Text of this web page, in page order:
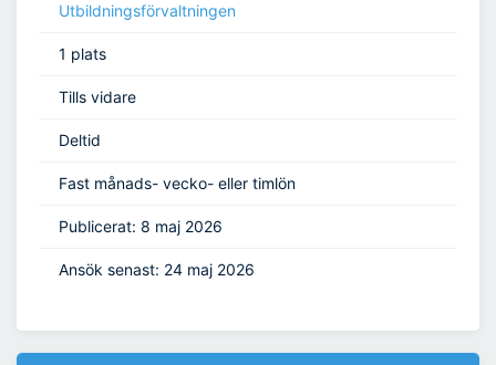
Utbildningsförvaltningen
1 plats
Tills vidare
Deltid
Fast månads- vecko- eller timlön
Publicerat: 8 maj 2026
Ansök senast: 24 maj 2026